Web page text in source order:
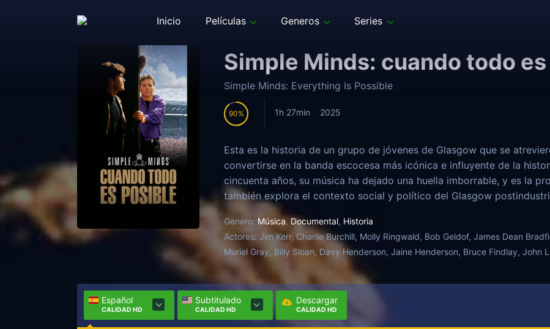
Inicio Películas Generos Series
Simple Minds: cuando todo
Simple Minds: Everything Is Possible
90 1h 27min 2025
Esta es la historia de un grupo de jóvenes de Glasgow que se
convertirse en la banda escocesa más icónica e influyente de la
cincuenta años, su música ha dejado una huella imborrable, y es la
también explora el contexto social y político del Glasgow
historia de la banda e influenciaron su sonido.
Genero: Música,Documental, Historia
Actores: Jim Kerr, Charlie Burchill, Molly Ringwald, Bob Geldof, James Dean
Muriel Gray, Billy Sloan, Davy Henderson, Jaine Henderson, Bruce Findlay, John
Español
CALIDAD HD
Subtitulado
CALIDAD HD
Descargar
CALIDAD HD